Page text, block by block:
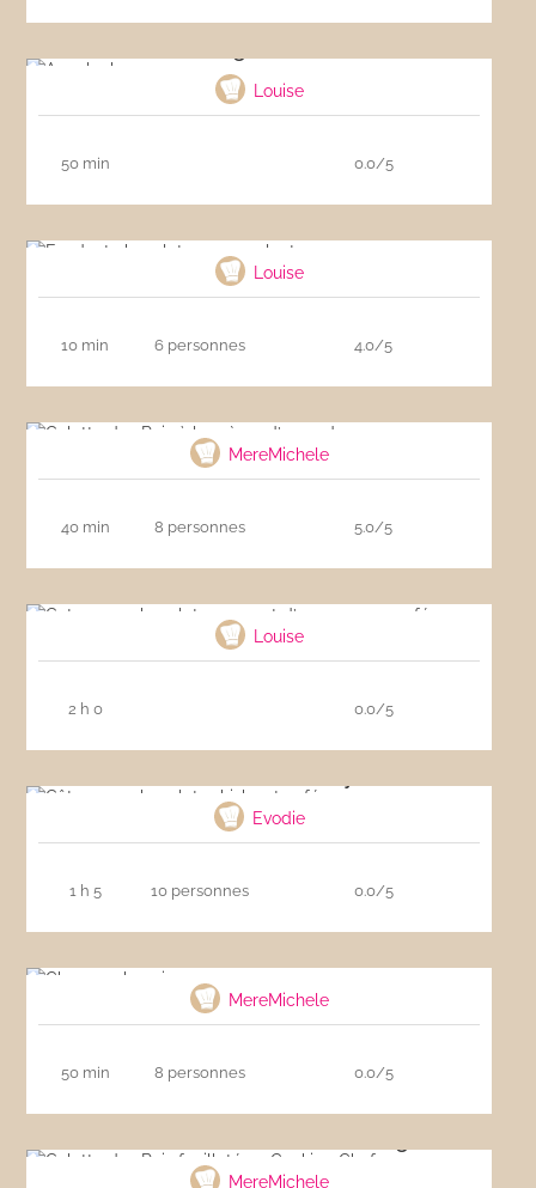
Louise
50 min 0.0/5
Louise
10 min 6 personnes 4.0/5
MereMichele
40 min 8 personnes 5.0/5
Gateau au chocolat recouvert d’une mousse
Louise
2 h 0 0.0/5
Evodie
1 h 5 10 personnes 0.0/5
MereMichele
50 min 8 personnes 0.0/5
MereMichele